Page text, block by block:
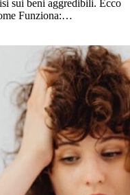
sui beni aggredibili. Ecco
Funziona:…